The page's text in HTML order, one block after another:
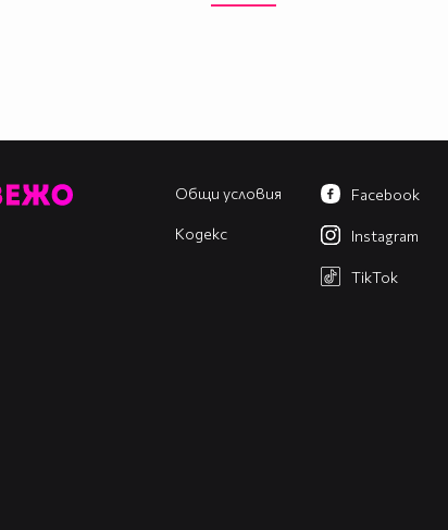
Общи условия
Кодекс
Facebook
Instagram
TikTok